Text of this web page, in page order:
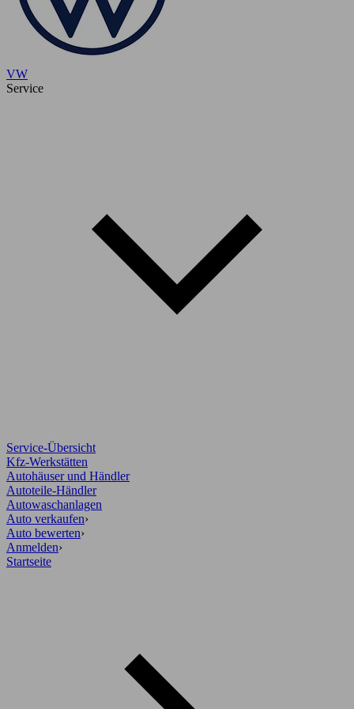
VW
Service
Service-Übersicht
Kfz-Werkstätten
Autohäuser und Händler
Autoteile-Händler
Autowaschanlagen
Auto verkaufen›
Auto bewerten›
Anmelden›
Startseite